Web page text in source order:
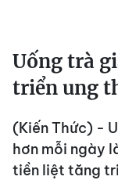
Uống trà
triển ung
(Kiến Thức) -
hơn mỗi ngày
tiền liệt tăng